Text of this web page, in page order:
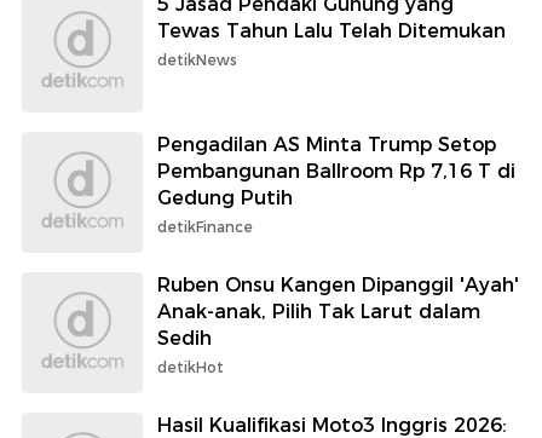
Tewas Tahun Lalu Telah Ditemukan
detikNews
Pengadilan AS Minta Trump Setop
Pembangunan Ballroom Rp 7,16 T di
Gedung Putih
detikFinance
Ruben Onsu Kangen Dipanggil 'Ayah'
Anak-anak, Pilih Tak Larut dalam
Sedih
detikHot
Hasil Kualifikasi Moto3 Inggris 2026: